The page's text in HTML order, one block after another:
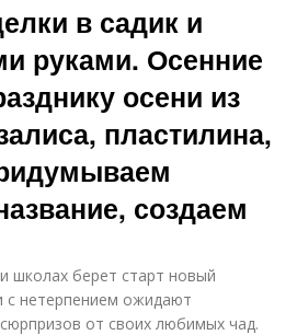
в садик и
руками. Осенние
осени из
пластилина,
создаем
школах берет старт новый
с нетерпением ожидают
от своих любимых чад.